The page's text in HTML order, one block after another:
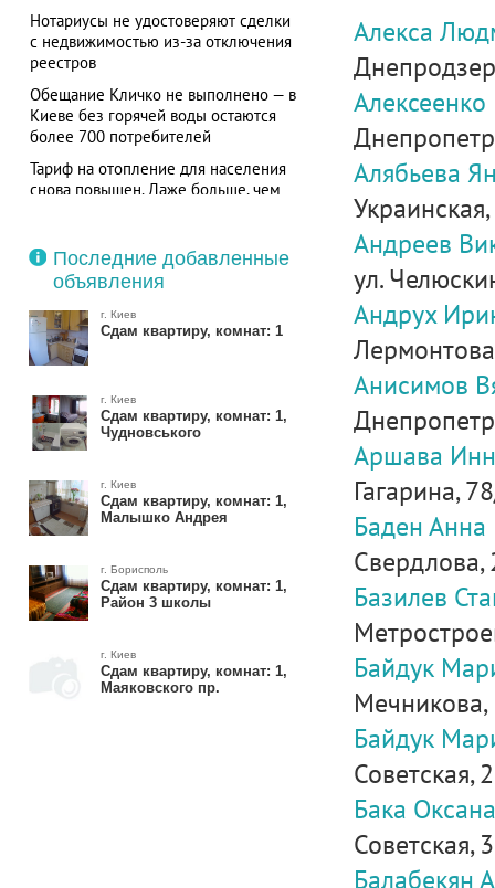
Нотариусы не удостоверяют сделки
с недвижимостью из-за отключения
реестров
Обещание Кличко не выполнено — в
Киеве без горячей воды остаются
более 700 потребителей
Тариф на отопление для населения
снова повышен. Даже больше, чем
Последние добавленные
объявления
г. Киев
Сдам квартиру, комнат: 1
г. Киев
Сдам квартиру, комнат: 1,
Чудновського
г. Киев
Сдам квартиру, комнат: 1,
Малышко Андрея
г. Борисполь
Сдам квартиру, комнат: 1,
Район 3 школы
г. Киев
Сдам квартиру, комнат: 1,
Маяковского пр.
Алекса
Алябьева
Украинская,
Андреев
ул.
Андрух
Анисимов
Аршава
Гагарина,
Баден Анна
Свердлова,
Базилев
Байдук
Мечникова,
Байдук
Советская,
Бака
Советская,
Балабекян